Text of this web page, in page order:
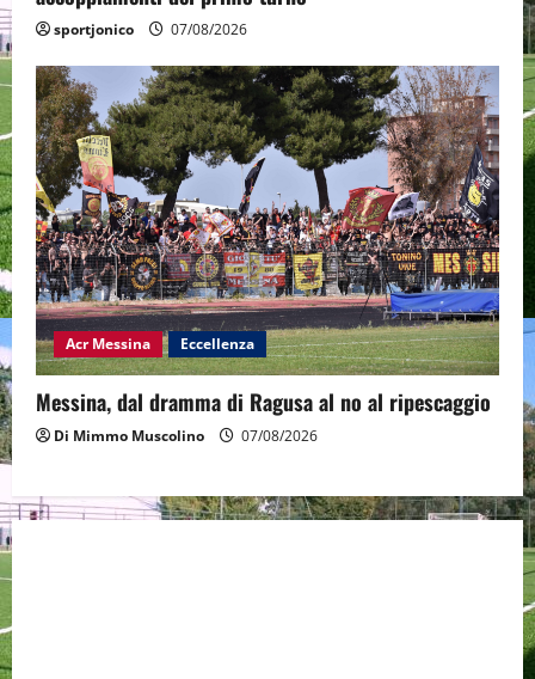
sportjonico 07/08/2026
Acr Messina Eccellenza
Messina, dal dramma di Ragusa al no al ripescaggio
Di Mimmo Muscolino 07/08/2026